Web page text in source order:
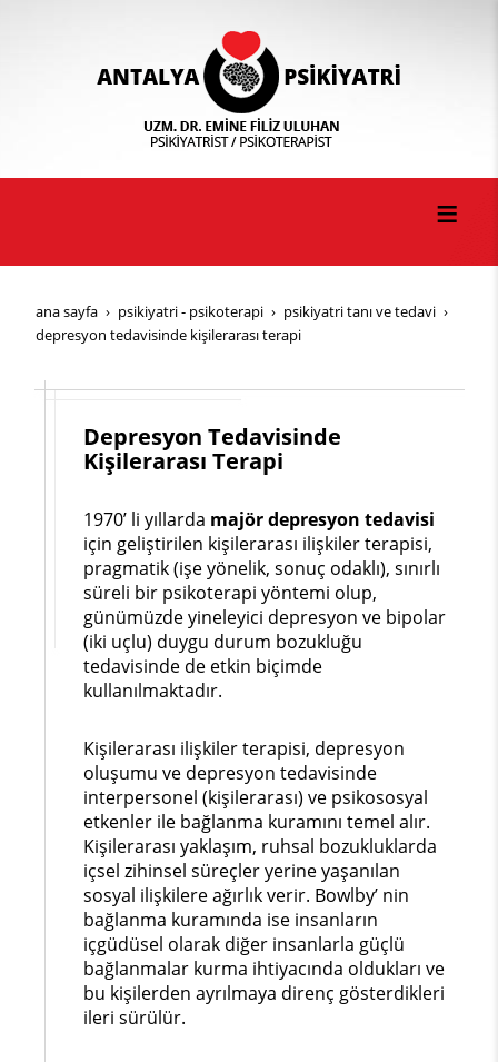
ana sayfa psi̇ki̇yatri̇ - psi̇koterapi̇
psi̇ki̇yatri̇ tani ve tedavi̇
depresyon tedavisinde kişilerarası terapi
Depresyon Tedavisinde
Kişilerarası Terapi
1970’ li yıllarda majör depresyon tedavisi
için geliştirilen kişilerarası ilişkiler terapisi,
pragmatik (işe yönelik, sonuç odaklı), sınırlı
süreli bir psikoterapi yöntemi olup,
günümüzde yineleyici depresyon ve bipolar
(iki uçlu) duygu durum bozukluğu
tedavisinde de etkin biçimde
kullanılmaktadır.
Kişilerarası ilişkiler terapisi, depresyon
oluşumu ve depresyon tedavisinde
interpersonel (kişilerarası) ve psikososyal
etkenler ile bağlanma kuramını temel alır.
Kişilerarası yaklaşım, ruhsal bozukluklarda
içsel zihinsel süreçler yerine yaşanılan
sosyal ilişkilere ağırlık verir. Bowlby’ nin
bağlanma kuramında ise insanların
içgüdüsel olarak diğer insanlarla güçlü
bağlanmalar kurma ihtiyacında oldukları ve
bu kişilerden ayrılmaya direnç gösterdikleri
ileri sürülür.